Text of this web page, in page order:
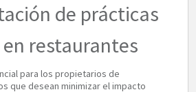
de prácticas
restaurantes
para los propietarios de
que desean minimizar el impacto